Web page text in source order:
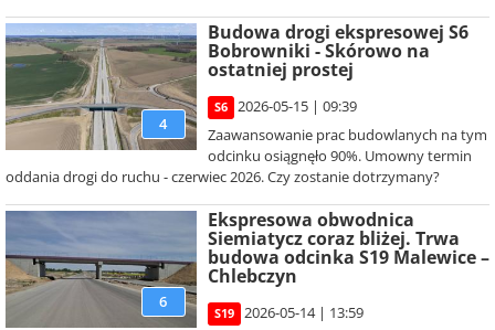
4
Budowa drogi ekspresowej S6
Bobrowniki - Skórowo na
ostatniej prostej
S6
2026-05-15 | 09:39
Zaawansowanie prac budowlanych na tym
odcinku osiągnęło 90%. Umowny termin
oddania drogi do ruchu - czerwiec 2026. Czy zostanie dotrzymany?
6
Ekspresowa obwodnica
Siemiatycz coraz bliżej. Trwa
budowa odcinka S19 Malewice –
Chlebczyn
S19
2026-05-14 | 13:59